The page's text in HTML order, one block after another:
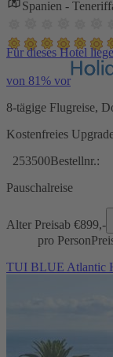
Spanien -
Für dieses Hotel
von 81% vor
8-tägige Flugreise,
Kostenfreies
253500Bestellnr.:
Pauschalreise
Alter Preisab €899,-
pro Person
TUI BLUE Atlantic